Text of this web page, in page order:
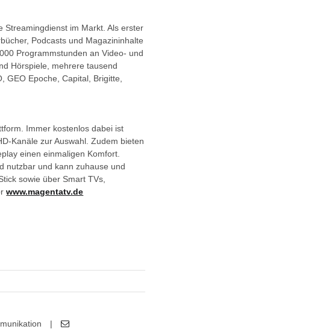
Streamingdienst im Markt. Als erster
Podcasts und Magazininhalte
Programmstunden an Video- und
Hörspiele, mehrere tausend
GEO Epoche, Capital, Brigitte,
Immer kostenlos dabei ist
Kanäle zur Auswahl. Zudem bieten
einen einmaligen Komfort.
nutzbar und kann zuhause und
sowie über Smart TVs,
www.magentatv.de
|